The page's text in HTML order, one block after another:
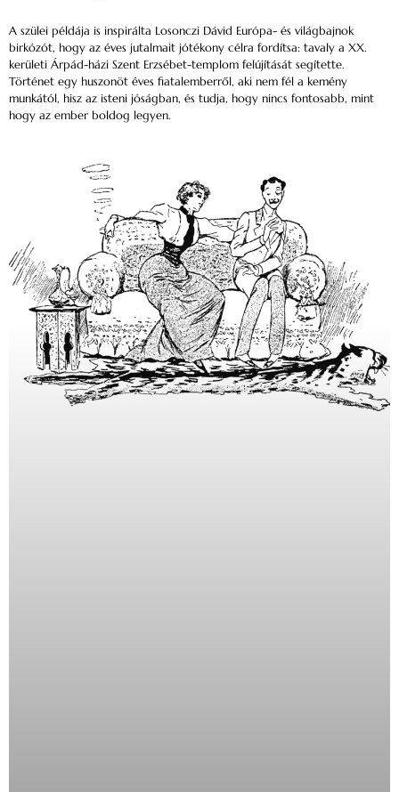
A szülei példája is inspirálta Losonczi Dávid Európa- és világbajnok
birkózót, hogy az éves jutalmait jótékony célra fordítsa: tavaly a XX.
kerületi Árpád-házi Szent Erzsébet-templom felújítását segítette.
Történet egy huszonöt éves fiatalemberről, aki nem fél a kemény
munkától, hisz az isteni jóságban, és tudja, hogy nincs fontosabb, mint
hogy az ember boldog legyen.